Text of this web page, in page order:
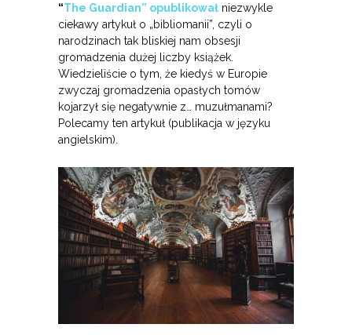
“The Guardian” opublikował niezwykle
ciekawy artykuł o „bibliomanii”, czyli o
narodzinach tak bliskiej nam obsesji
gromadzenia dużej liczby książek.
Wiedzieliście o tym, że kiedyś w Europie
zwyczaj gromadzenia opasłych tomów
kojarzył się negatywnie z… muzułmanami?
Polecamy ten artykuł (publikacja w języku
angielskim).